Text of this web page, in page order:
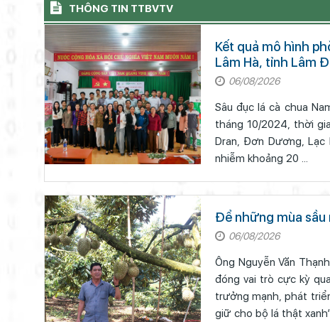
THÔNG TIN TTBVTV
Kết quả mô hình phòng
Lâm Hà, tỉnh Lâm
06/08/2026
Sâu đục lá cà chua
tháng 10/2024, thời
Dran, Đơn Dương,
nhiễm khoảng 20 ...
Để những mùa
06/08/2026
Ông Nguyễn Văn
đóng vai trò cực kỳ
trưởng mạnh, phát
giữ cho bộ lá thật